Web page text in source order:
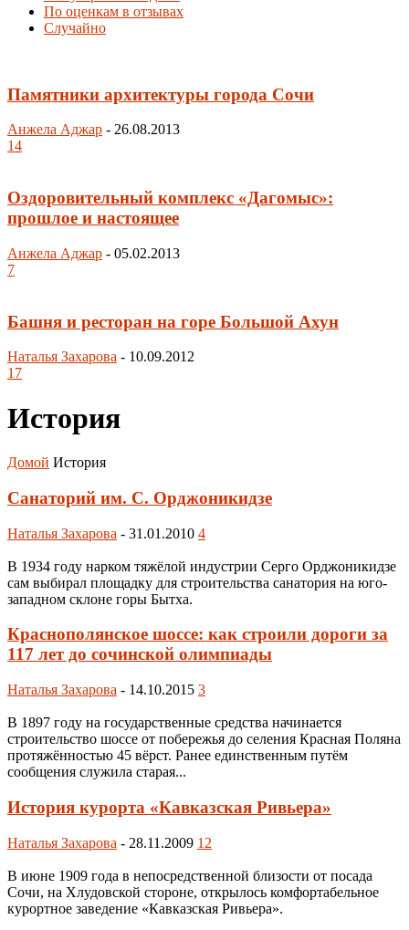
По оценкам в отзывах
Случайно
Памятники архитектуры города Сочи
Анжела Аджар - 26.08.2013
14
Оздоровительный комплекс «Дагомыс»:
прошлое и настоящее
Анжела Аджар - 05.02.2013
7
Башня и ресторан на горе Большой Ахун
Наталья Захарова - 10.09.2012
17
История
Домой История
Санаторий им. С. Орджоникидзе
Наталья Захарова - 31.01.2010 4
В 1934 году нарком тяжёлой индустрии Серго Орджоникидзе
сам выбирал площадку для строительства санатория на юго-
западном склоне горы Бытха.
Краснополянское шоссе: как строили дороги за
117 лет до сочинской олимпиады
Наталья Захарова - 14.10.2015 3
В 1897 году на государственные средства начинается
строительство шоссе от побережья до селения Красная Поляна
протяжённостью 45 вёрст. Ранее единственным путём
сообщения служила старая...
История курорта «Кавказская Ривьера»
Наталья Захарова - 28.11.2009 12
В июне 1909 года в непосредственной близости от посада
Сочи, на Хлудовской стороне, открылось комфортабельное
курортное заведение «Кавказская Ривьера».